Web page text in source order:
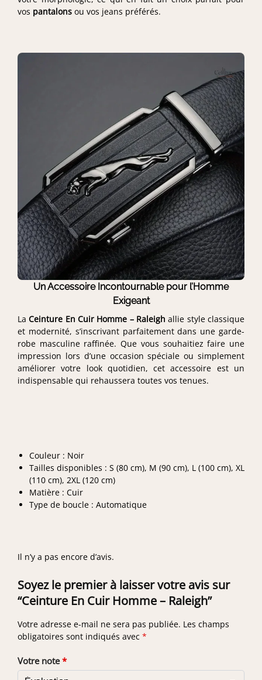
vos pantalons ou vos jeans préférés.
Un Accessoire Incontournable pour l’Homme
Exigeant
LaCeinture En Cuir Homme – Raleigh allie style classique
et modernité, s’inscrivant parfaitement dans une garde-
robe masculine raffinée. Que vous souhaitiez faire une
impression lors d’une occasion spéciale ou simplement
améliorer votre look quotidien, cet accessoire est un
indispensable qui rehaussera toutes vos tenues.
Couleur : Noir
Tailles disponibles : S (80 cm), M (90 cm), L (100 cm), XL
(110 cm), 2XL (120 cm)
Matière : Cuir
Type de boucle : Automatique
Il n’y a pas encore d’avis.
Soyez le premier à laisser votre avis sur
“Ceinture En Cuir Homme – Raleigh”
Votre adresse e-mail ne sera pas publiée. Les champs
obligatoires sont indiqués avec *
Votre note*